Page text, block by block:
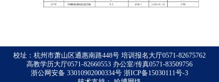
校址：杭州市萧山区通惠南路448号 培训报名大厅0571-82675762
高教学历大厅0571-82660553 办公室/传真0571-83509756
浙公网安备 33010902000334号 浙ICP备15030111号-3